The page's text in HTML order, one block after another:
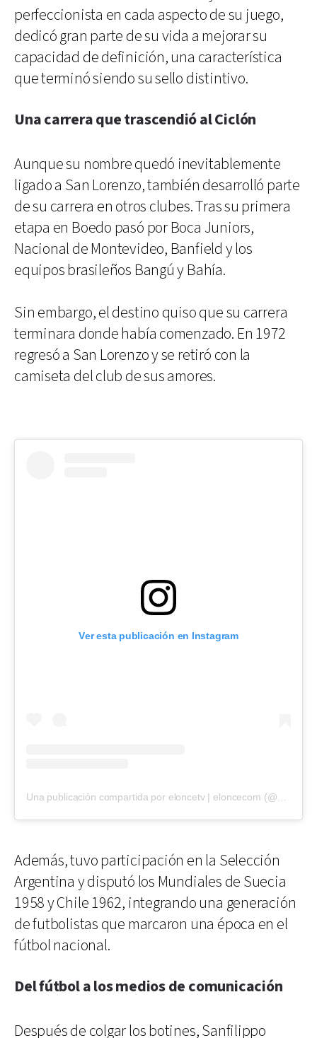
perfeccionista en cada aspecto de su juego,
dedicó gran parte de su vida a mejorar su
capacidad de definición, una característica
que terminó siendo su sello distintivo.
Una carrera que trascendió al Ciclón
Aunque su nombre quedó inevitablemente
ligado a San Lorenzo, también desarrolló parte
de su carrera en otros clubes. Tras su primera
etapa en Boedo pasó por Boca Juniors,
Nacional de Montevideo, Banfield y los
equipos brasileños Bangú y Bahía.
Sin embargo, el destino quiso que su carrera
terminara donde había comenzado. En 1972
regresó a San Lorenzo y se retiró con la
camiseta del club de sus amores.
Ver esta publicación en Instagram
Además, tuvo participación en la Selección
Argentina y disputó los Mundiales de Suecia
1958 y Chile 1962, integrando una generación
de futbolistas que marcaron una época en el
fútbol nacional.
Del fútbol a los medios de comunicación
Después de colgar los botines, Sanfilippo